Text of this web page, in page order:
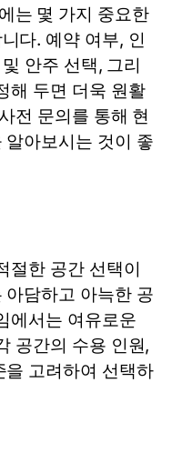
는 몇 가지 중요한
다. 예약 여부, 인
안주 선택, 그리
해 두면 더욱 원활
전 문의를 통해 현
아보시는 것이 좋
절한 공간 선택이
아담하고 아늑한 공
에서는 여유로운
공간의 수용 인원,
고려하여 선택하